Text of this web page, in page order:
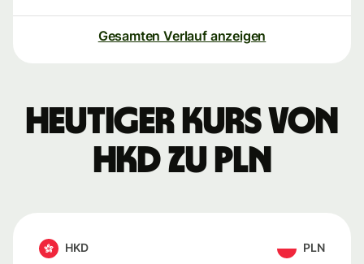
Gesamten Verlauf anzeigen
Heutiger Kurs von
HKD zu PLN
HKD PLN